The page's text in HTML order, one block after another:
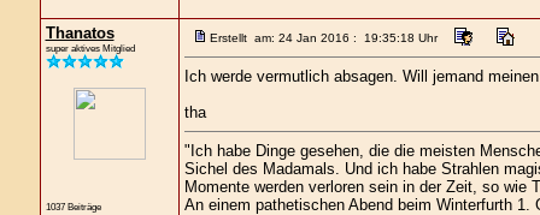
Thanatos
super aktives Mitglied
1037 Beiträge
Erstellt am: 24 Jan 2016 : 19:35:18 Uhr
Ich werde vermutlich absagen. Will jemand
tha
"Ich habe Dinge gesehen, die die meisten
Sichel des Madamals. Und ich habe Strahlen
Momente werden verloren sein in der Zeit, so wie
An einem pathetischen Abend beim Winterfurth